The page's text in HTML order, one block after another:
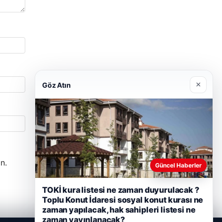
Göz Atın ×
Güncel Haberler
TOKİ kura listesi ne zaman duyurulacak ?
Toplu Konut İdaresi sosyal konut kurası ne
zaman yapılacak, hak sahipleri listesi ne
zaman yayınlanacak?